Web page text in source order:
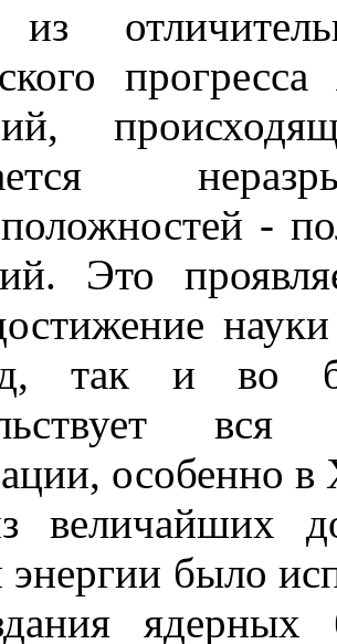
-
Это
так и во
особенно в
величайших
энергии было